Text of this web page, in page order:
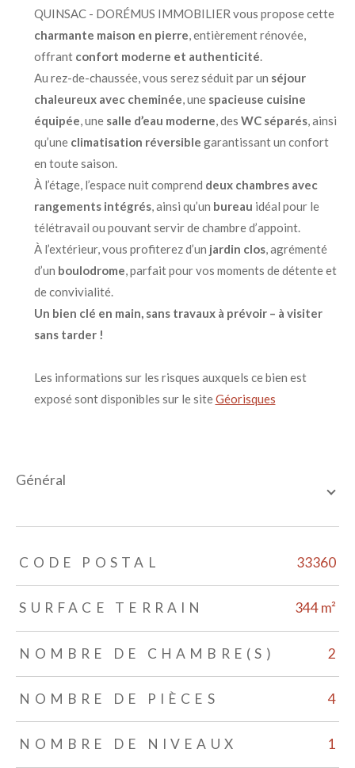
QUINSAC - DORÉMUS IMMOBILIER vous propose cette
charmante maison en pierre , entièrement rénovée,
offrant confort moderne et authenticité
Au rez-de-chaussée, vous serez séduit par un séjour
chaleureux avec cheminée , une spacieuse cuisine
équipée , une salle d’eau moderne , des WC séparés, ainsi
qu’une climatisation réversible garantissant un confort
en toute saison.
À l’étage, l’espace nuit comprend deux chambres avec
rangements intégrés, ainsi qu’un bureau idéal pour le
télétravail ou pouvant servir de chambre d’appoint.
À l’extérieur, vous profiterez d’un jardin clos, agrémenté
d’un boulodrome , parfait pour vos moments de détente et
de convivialité.
Un bien clé en main, sans travaux à prévoir – à visiter
sans tarder !
Les informations sur les risques auxquels ce bien est
exposé sont disponibles sur le siteGéorisques
général
TRAD_ZEPHYR_Caracteristique TRAD_ZEPHYR_Valeurs
CODE POSTAL 33360
SURFACE TERRAIN 344 m²
NOMBRE DE CHAMBRE(S) 2
NOMBRE DE PIÈCES 4
NOMBRE DE NIVEAUX 1